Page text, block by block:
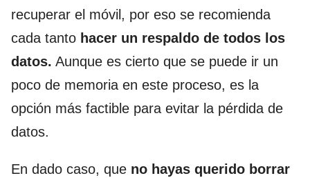
recuperar el móvil, por eso se recomienda
cada tanto hacer un respaldo de todos los
datos. Aunque es cierto que se puede ir un
poco de memoria en este proceso, es la
opción más factible para evitar la pérdida de
datos.
En dado caso, que no hayas querido borrar